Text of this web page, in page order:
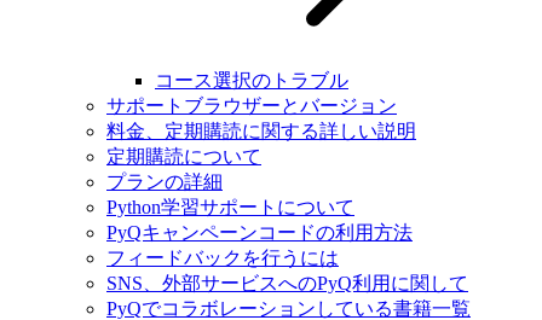
コース選択のトラブル
サポートブラウザーとバージョン
料金、定期購読に関する詳しい説明
定期購読について
プランの詳細
Python学習サポートについて
PyQキャンペーンコードの利用方法
フィードバックを行うには
SNS、外部サービスへのPyQ利用に関して
PyQでコラボレーションしている書籍一覧